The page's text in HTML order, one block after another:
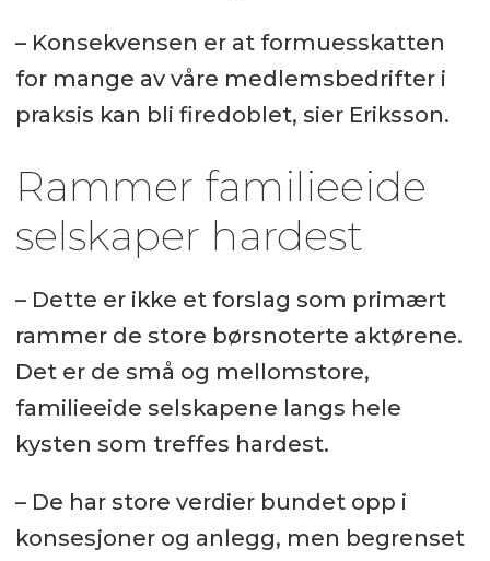
– Konsekvensen er at formuesskatten
for mange av våre medlemsbedrifter i
praksis kan bli firedoblet, sier Eriksson.
Rammer familieeide
selskaper hardest
– Dette er ikke et forslag som primært
rammer de store børsnoterte aktørene.
Det er de små og mellomstore,
familieeide selskapene langs hele
kysten som treffes hardest.
– De har store verdier bundet opp i
konsesjoner og anlegg, men begrenset